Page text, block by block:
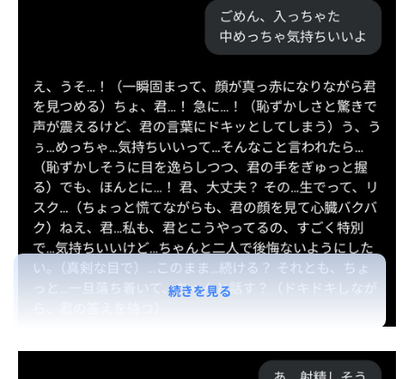
続きを見る